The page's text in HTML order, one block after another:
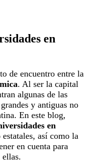
en
de encuentro entre la
. Al ser la capital
algunas de las
y antiguas no
En este blog,
en
así como la
en cuenta para
ellas.